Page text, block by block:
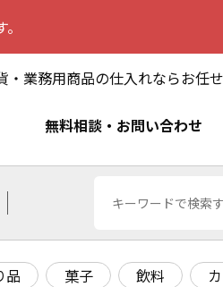
業務用商品の仕入れならお任せ
無料相談・お問い合わせ
品 菓子 飲料